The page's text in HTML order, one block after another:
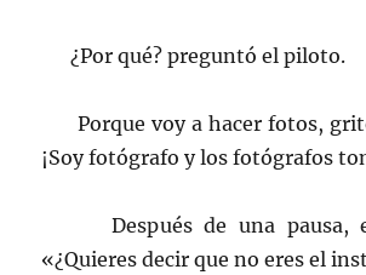
¿Por qué? preguntó el piloto.
Porque voy a hacer fotos,
¡Soy fotógrafo y los fotógrafos
Después de una pausa,
«¿Quieres decir que no eres el